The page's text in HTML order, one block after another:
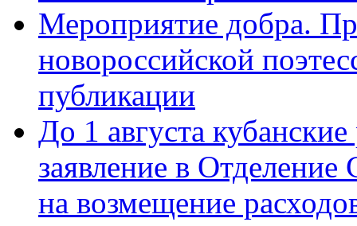
Мероприятие добра.
новороссийской
публикации
До 1 августа
заявление в
на возмещение